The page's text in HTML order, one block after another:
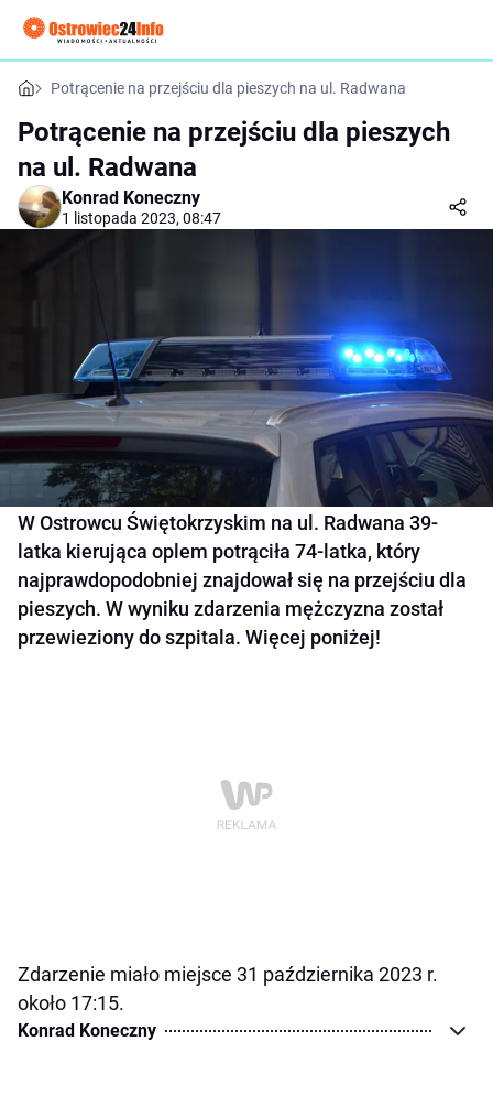
Potrącenie na przejściu dla pieszych na ul. Radwana
Potrącenie na przejściu dla pieszych
na ul. Radwana
Konrad Koneczny
1 listopada 2023, 08:47
W Ostrowcu Świętokrzyskim na ul. Radwana 39-
latka kierująca oplem potrąciła 74-latka, który
najprawdopodobniej znajdował się na przejściu dla
pieszych. W wyniku zdarzenia mężczyzna został
przewieziony do szpitala. Więcej poniżej!
Zdarzenie miało miejsce 31 października 2023 r.
około 17:15.
Konrad Koneczny